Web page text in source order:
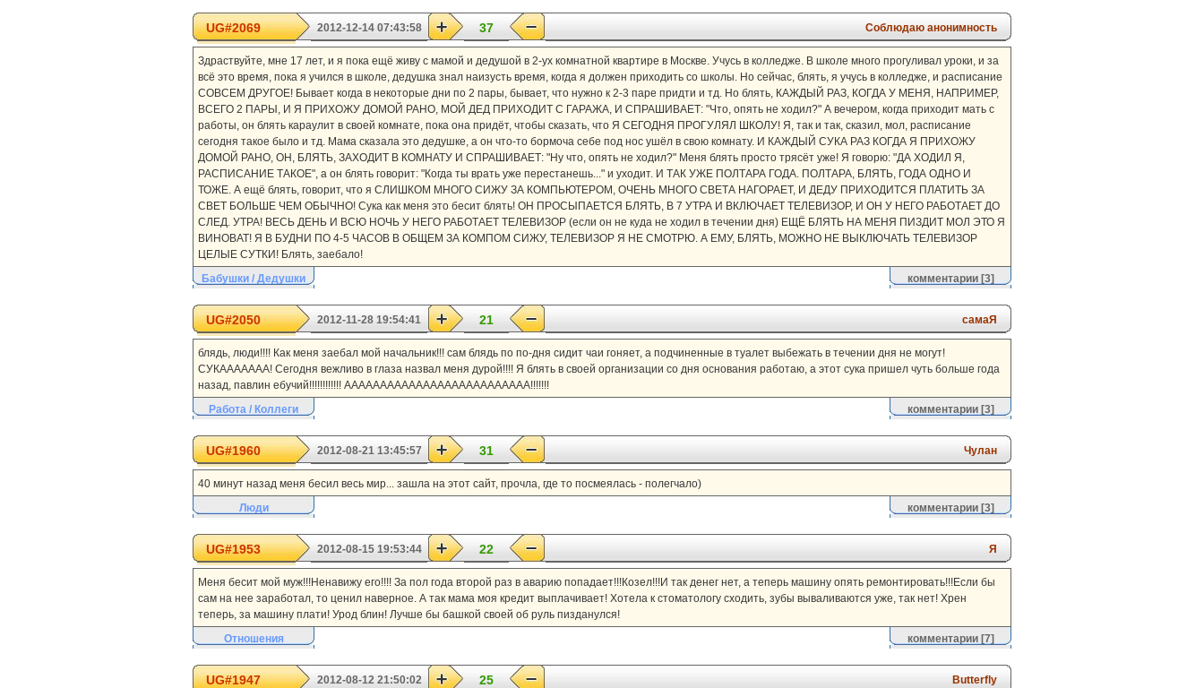
UG#2069 2012-12-14 07:43:58 37 Соблюдаю анонимность
Здраствуйте, мне 17 лет, и я пока ещё живу с мамой и дедушой в 2-ух комнатной квартире в Москве. Учусь в колледже. В школе много прогуливал уроки, и за
всё это время, пока я учился в школе, дедушка знал наизусть время, когда я должен приходить со школы. Но сейчас, блять, я учусь в колледже, и расписание
СОВСЕМ ДРУГОЕ! Бывает когда в некоторые дни по 2 пары, бывает, что нужно к 2-3 паре придти и тд. Но блять, КАЖДЫЙ РАЗ, КОГДА У МЕНЯ, НАПРИМЕР,
ВСЕГО 2 ПАРЫ, И Я ПРИХОЖУ ДОМОЙ РАНО, МОЙ ДЕД ПРИХОДИТ С ГАРАЖА, И СПРАШИВАЕТ: "Что, опять не ходил?" А вечером, когда приходит мать с
работы, он блять караулит в своей комнате, пока она придёт, чтобы сказать, что Я СЕГОДНЯ ПРОГУЛЯЛ ШКОЛУ! Я, так и так, сказил, мол, расписание
сегодня такое было и тд. Мама сказала это дедушке, а он что-то бормоча себе под нос ушёл в свою комнату. И КАЖДЫЙ СУКА РАЗ КОГДА Я ПРИХОЖУ
ДОМОЙ РАНО, ОН, БЛЯТЬ, ЗАХОДИТ В КОМНАТУ И СПРАШИВАЕТ: "Ну что, опять не ходил?" Меня блять просто трясёт уже! Я говорю: "ДА ХОДИЛ Я,
РАСПИСАНИЕ ТАКОЕ", а он блять говорит: "Когда ты врать уже перестанешь..." и уходит. И ТАК УЖЕ ПОЛТАРА ГОДА. ПОЛТАРА, БЛЯТЬ, ГОДА ОДНО И
ТОЖЕ. А ещё блять, говорит, что я СЛИШКОМ МНОГО СИЖУ ЗА КОМПЬЮТЕРОМ, ОЧЕНЬ МНОГО СВЕТА НАГОРАЕТ, И ДЕДУ ПРИХОДИТСЯ ПЛАТИТЬ ЗА
СВЕТ БОЛЬШЕ ЧЕМ ОБЫЧНО! Сука как меня это бесит блять! ОН ПРОСЫПАЕТСЯ БЛЯТЬ, В 7 УТРА И ВКЛЮЧАЕТ ТЕЛЕВИЗОР, И ОН У НЕГО РАБОТАЕТ ДО
СЛЕД. УТРА! ВЕСЬ ДЕНЬ И ВСЮ НОЧЬ У НЕГО РАБОТАЕТ ТЕЛЕВИЗОР (если он не куда не ходил в течении дня) ЕЩЁ БЛЯТЬ НА МЕНЯ ПИЗДИТ МОЛ ЭТО Я
ВИНОВАТ! Я В БУДНИ ПО 4-5 ЧАСОВ В ОБЩЕМ ЗА КОМПОМ СИЖУ, ТЕЛЕВИЗОР Я НЕ СМОТРЮ. А ЕМУ, БЛЯТЬ, МОЖНО НЕ ВЫКЛЮЧАТЬ ТЕЛЕВИЗОР
ЦЕЛЫЕ СУТКИ! Блять, заебало!
Бабушки / Дедушки
комментарии[3]
UG#2050 2012-11-28 19:54:41 21 самаЯ
блядь, люди!!!! Как меня заебал мой начальник!!! сам блядь по по-дня сидит чаи гоняет, а подчиненные в туалет выбежать в течении дня не могут!
СУКААААААА! Сегодня вежливо в глаза назвал меня дурой!!!! Я блять в своей организации со дня основания работаю, а этот сука пришел чуть больше года
назад, павлин ебучий!!!!!!!!!!!! АААААААААААААААААААААААААА!!!!!!!
Работа / Коллеги
комментарии[3]
UG#1960 2012-08-21 13:45:57 31 Чулан
40 минут назад меня бесил весь мир... зашла на этот сайт, прочла, где то посмеялась - полегчало)
Люди
комментарии[3]
UG#1953 2012-08-15 19:53:44 22 Я
Меня бесит мой муж!!!Ненавижу его!!!! За пол года второй раз в аварию попадает!!!Козел!!!И так денег нет, а теперь машину опять ремонтировать!!!Если бы
сам на нее заработал, то ценил наверное. А так мама моя кредит выплачивает! Хотела к стоматологу сходить, зубы вываливаются уже, так нет! Хрен
теперь, за машину плати! Урод блин! Лучше бы башкой своей об руль пизданулся!
Отношения
комментарии[7]
UG#1947 2012-08-12 21:50:02 25 Butterfly